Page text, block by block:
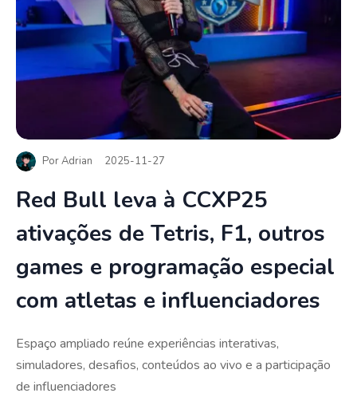
PorAdrian 2025-11-27
Red Bull leva à CCXP25
ativações de Tetris, F1, outros
games e programação especial
com atletas e influenciadores
Espaço ampliado reúne experiências interativas,
simuladores, desafios, conteúdos ao vivo e a participação
de influenciadores